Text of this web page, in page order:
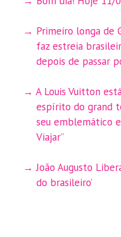
Primeiro longa de
faz estreia
depois de passar
A Louis Vuitton
espírito do grand
seu emblemático
Viajar”
João Augusto
do brasileiro’